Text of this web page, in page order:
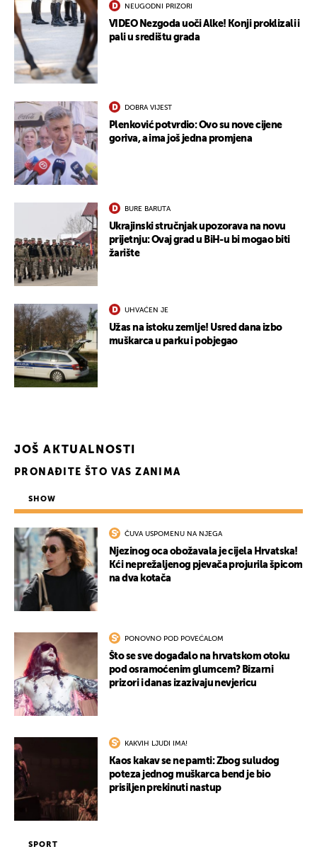
NEUGODNI PRIZORI
VIDEO Nezgoda uoči Alke! Konji proklizali i
pali u središtu grada
DOBRA VIJEST
Plenković potvrdio: Ovo su nove cijene
goriva, a ima još jedna promjena
BURE BARUTA
Ukrajinski stručnjak upozorava na novu
prijetnju: Ovaj grad u BiH-u bi mogao biti
žarište
UHVAĆEN JE
Užas na istoku zemlje! Usred dana izbo
muškarca u parku i pobjegao
JOŠ AKTUALNOSTI
PRONAĐITE ŠTO VAS ZANIMA
SHOW
ČUVA USPOMENU NA NJEGA
Njezinog oca obožavala je cijela Hrvatska!
Kći neprežaljenog pjevača projurila špicom
na dva kotača
PONOVNO POD POVEĆALOM
Što se sve događalo na hrvatskom otoku
pod osramoćenim glumcem? Bizarni
prizori i danas izazivaju nevjericu
KAKVIH LJUDI IMA!
Kaos kakav se ne pamti: Zbog suludog
poteza jednog muškarca bend je bio
prisiljen prekinuti nastup
SPORT
UKLJUČITE NOTIFIKACIJE